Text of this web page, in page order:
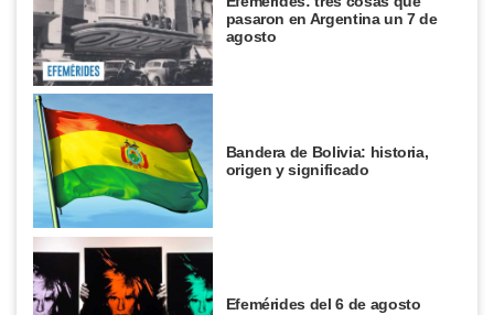
pasaron en Argentina un 7 de
agosto
Bandera de Bolivia: historia,
origen y significado
Efemérides del 6 de agosto